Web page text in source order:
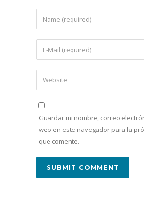
Guardar mi nombre, correo
web en este navegador para la
que comente.